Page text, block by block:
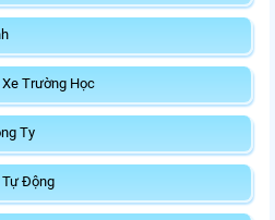
Xe Trường Học
Ty
Tự Động